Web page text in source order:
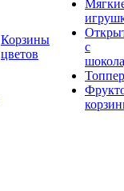
Корзины
цветов
с